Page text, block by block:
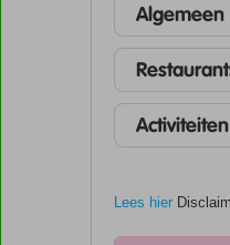
Lees hier